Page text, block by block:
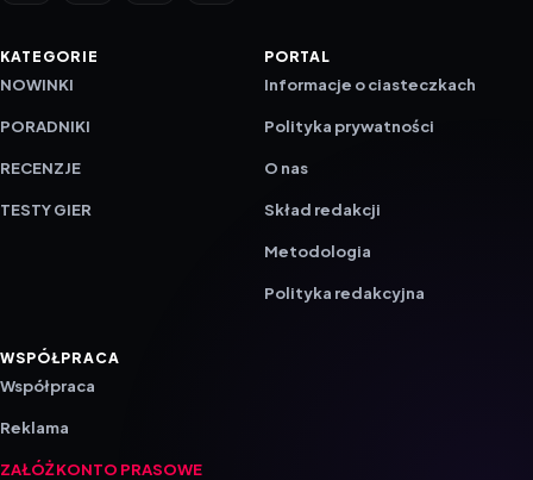
KATEGORIE
NOWINKI
PORADNIKI
RECENZJE
TESTY GIER
PORTAL
Informacje o ciasteczkach
Polityka prywatności
O nas
Skład redakcji
Metodologia
Polityka redakcyjna
WSPÓŁPRACA
Współpraca
Reklama
ZAŁÓŻ KONTO PRASOWE